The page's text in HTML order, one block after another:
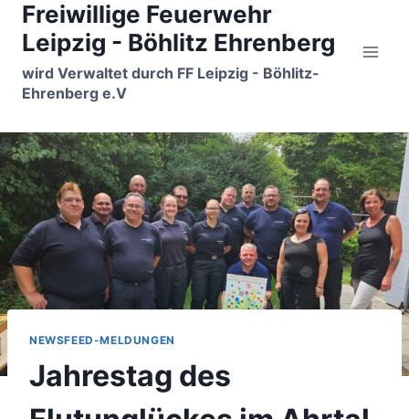
Zum
Inhalt
springen
Freiwillige Feuerwehr
Leipzig - Böhlitz Ehrenberg
wird Verwaltet durch FF Leipzig - Böhlitz-
Ehrenberg e.V
NEWSFEED-MELDUNGEN
Jahrestag des